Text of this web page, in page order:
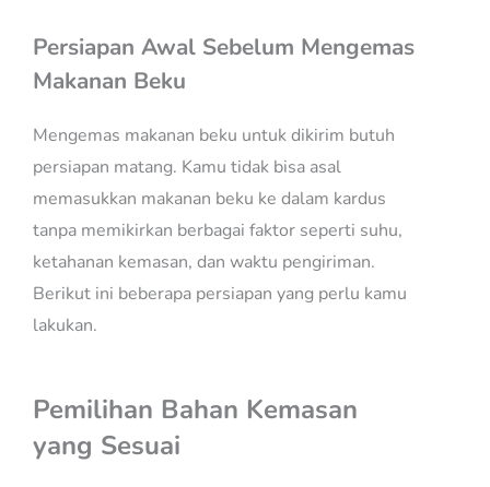
Persiapan Awal Sebelum Mengemas
Makanan Beku
Mengemas makanan beku untuk dikirim butuh
persiapan matang. Kamu tidak bisa asal
memasukkan makanan beku ke dalam kardus
tanpa memikirkan berbagai faktor seperti suhu,
ketahanan kemasan, dan waktu pengiriman.
Berikut ini beberapa persiapan yang perlu kamu
lakukan.
Pemilihan Bahan Kemasan
yang Sesuai